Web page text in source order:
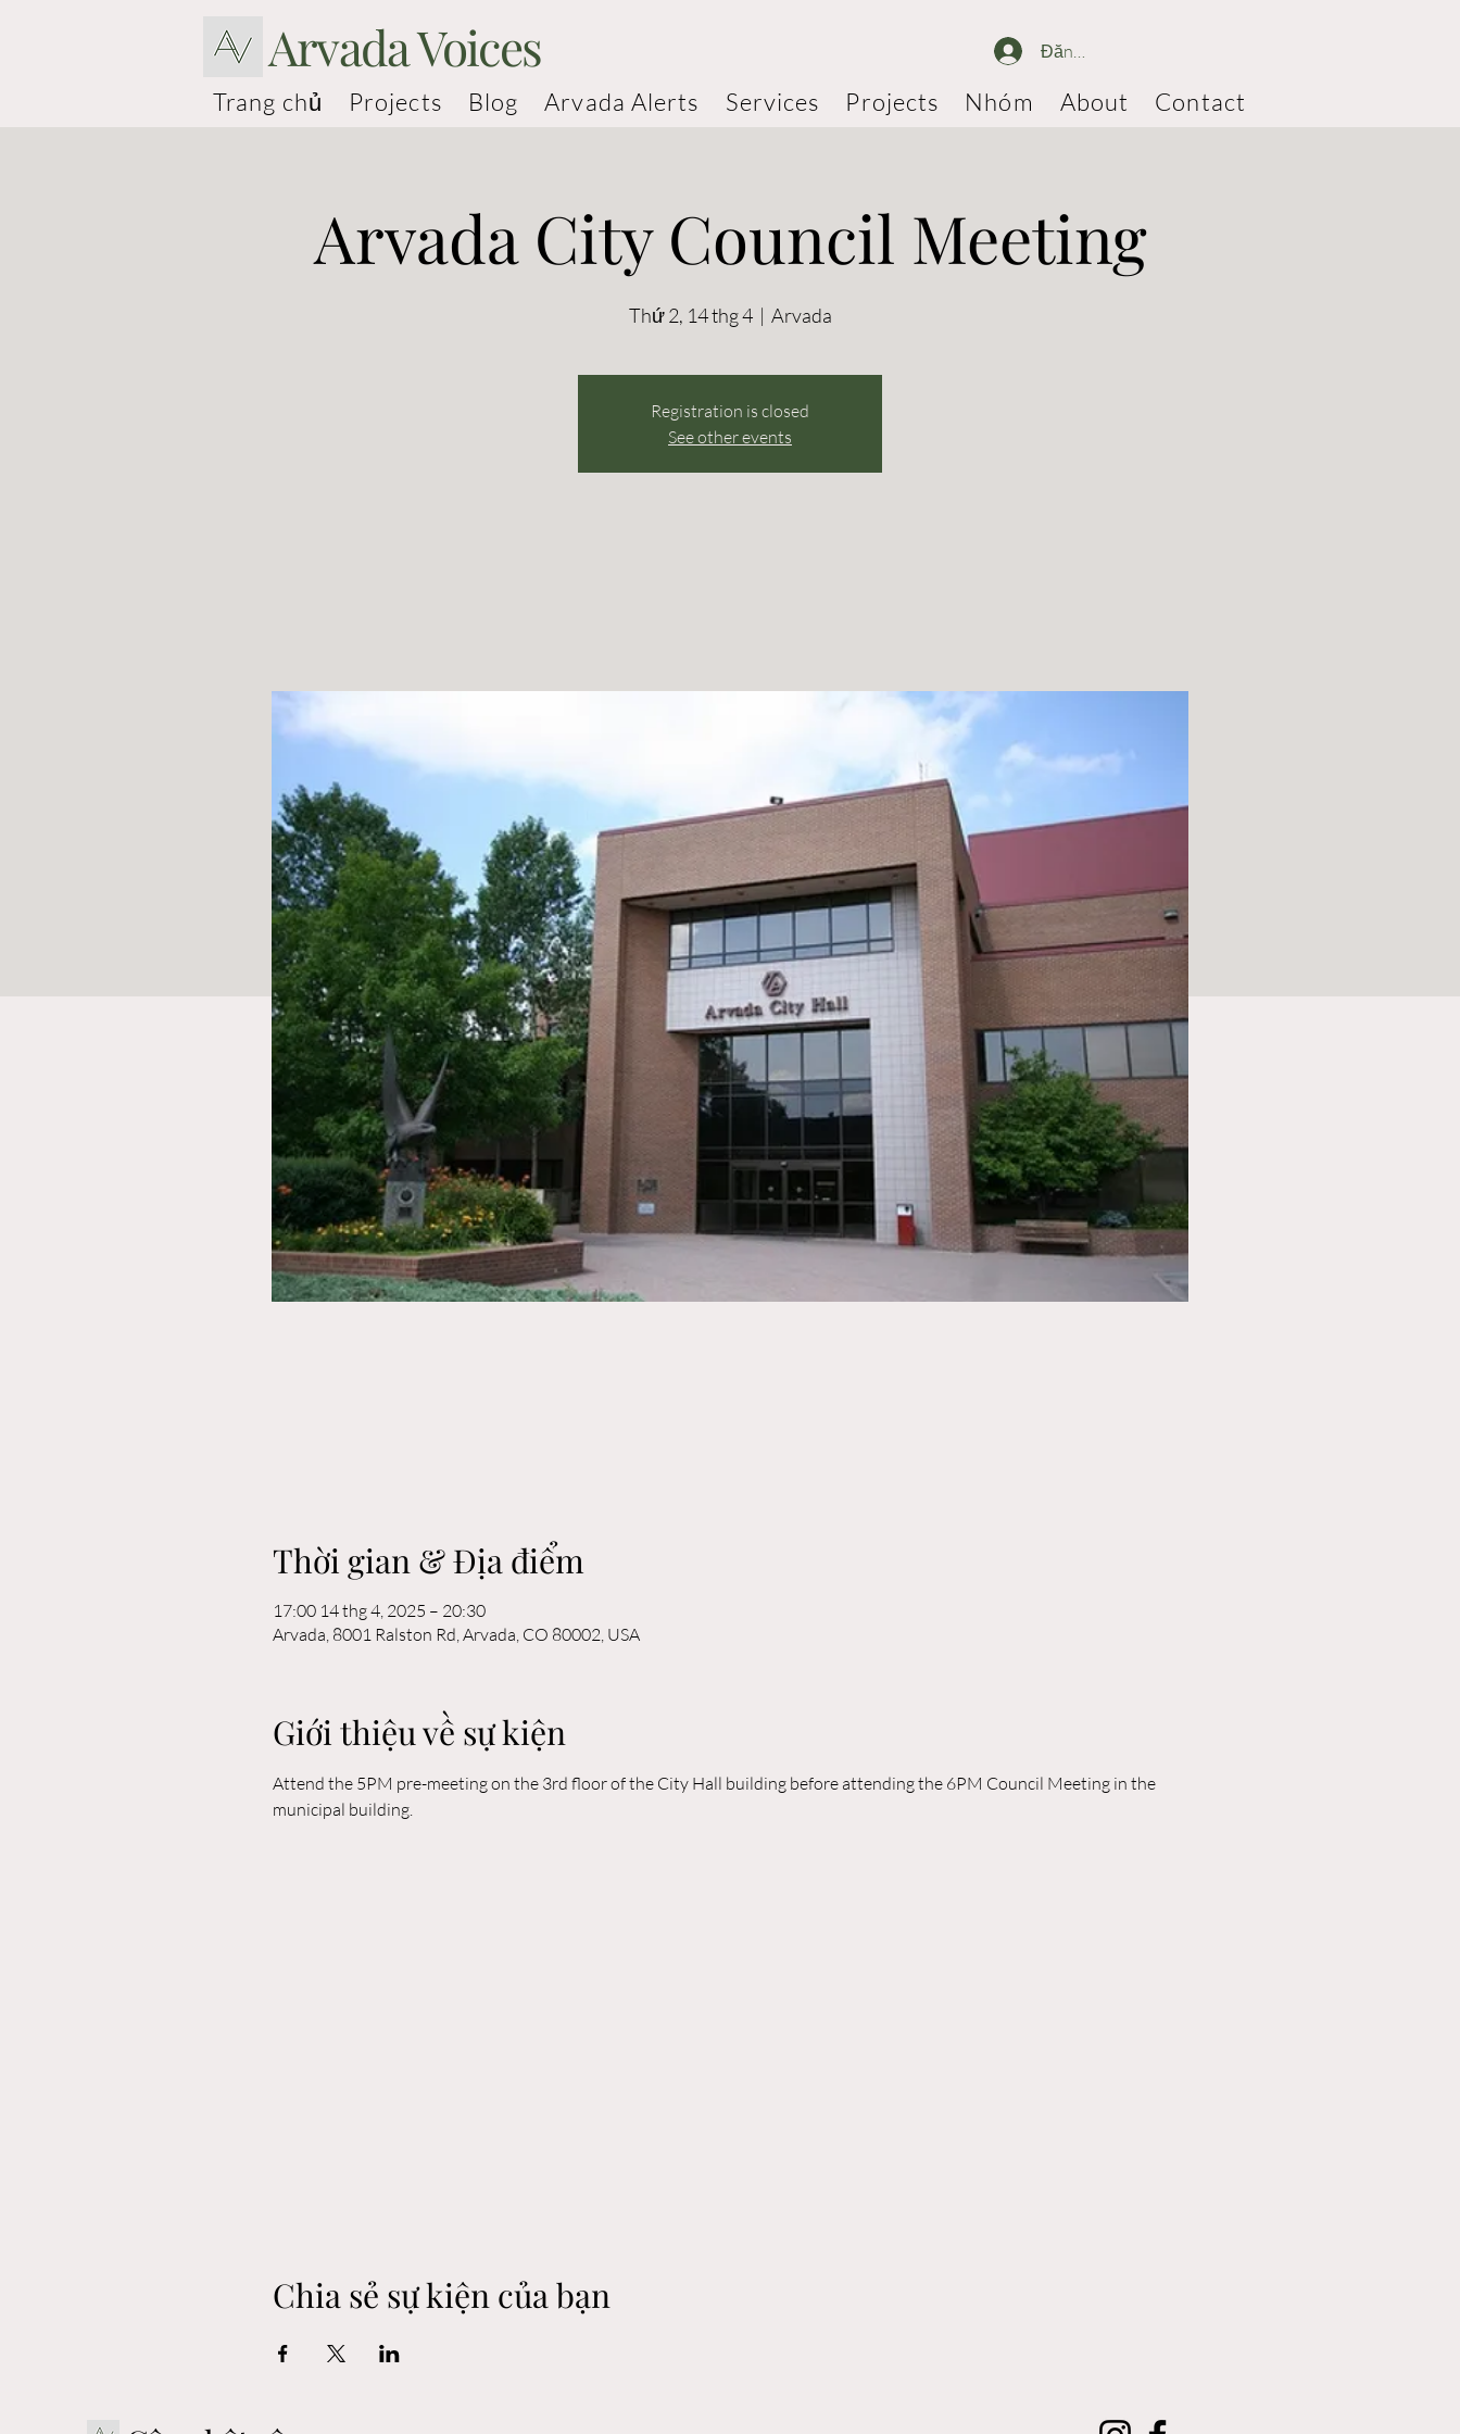
Arvada Voices Đăng nhập
Trang chủ Projects Blog Arvada Alerts Services Projects Nhóm About Contact
Arvada City Council Meeting
Thứ 2, 14 thg 4
  |
Arvada
Registration is closed
See other events
Thời gian & Địa điểm
17:00 14 thg 4, 2025 – 20:30
Arvada, 8001 Ralston Rd, Arvada, CO 80002, USA
Giới thiệu về sự kiện
Attend the 5PM pre-meeting on the 3rd floor of the City Hall building before attending the 6PM Council Meeting in the
municipal building.
Chia sẻ sự kiện của bạn